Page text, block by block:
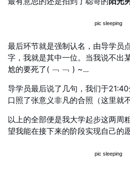
最后环节就是强制认名，由导学员
字，我就是其中一位。当我说不出
尬的要死了( ﹁ ﹁ ) ~...
导学员最后说了几句，我们于
口照了张意义非凡的合照（这里就
以上的全部便是我大学起步这两周
望我能在接下来的阶段实现自己的